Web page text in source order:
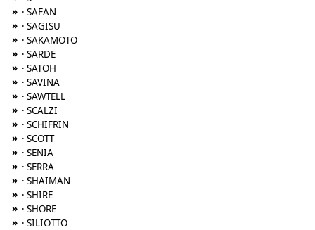
» · SAFAN
» · SAGISU
» · SAKAMOTO
» · SARDE
» · SATOH
» · SAVINA
» · SAWTELL
» · SCALZI
» · SCHIFRIN
» · SCOTT
» · SENIA
» · SERRA
» · SHAIMAN
» · SHIRE
» · SHORE
» · SILIOTTO